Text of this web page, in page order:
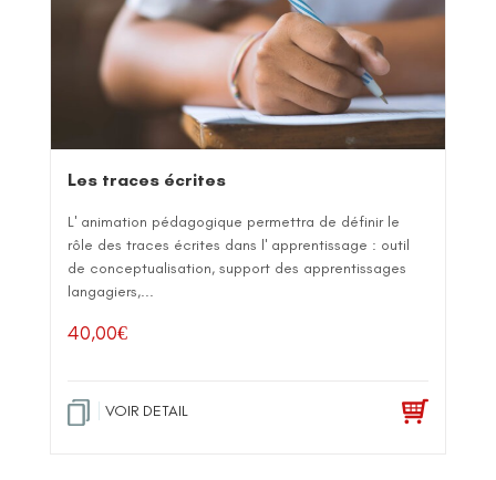
Les traces écrites
L' animation pédagogique permettra de définir le
rôle des traces écrites dans l' apprentissage : outil
de conceptualisation, support des apprentissages
langagiers,...
40,00€
VOIR DETAIL